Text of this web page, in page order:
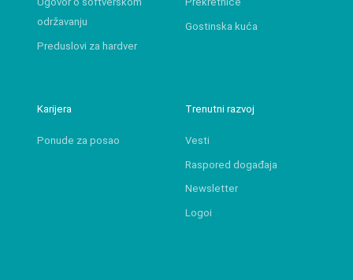
održavanju
Preduslovi za hardver
Gostinska kuća
Karijera
Ponude za posao
Trenutni razvoj
Vesti
Raspored događaja
Newsletter
Logoi